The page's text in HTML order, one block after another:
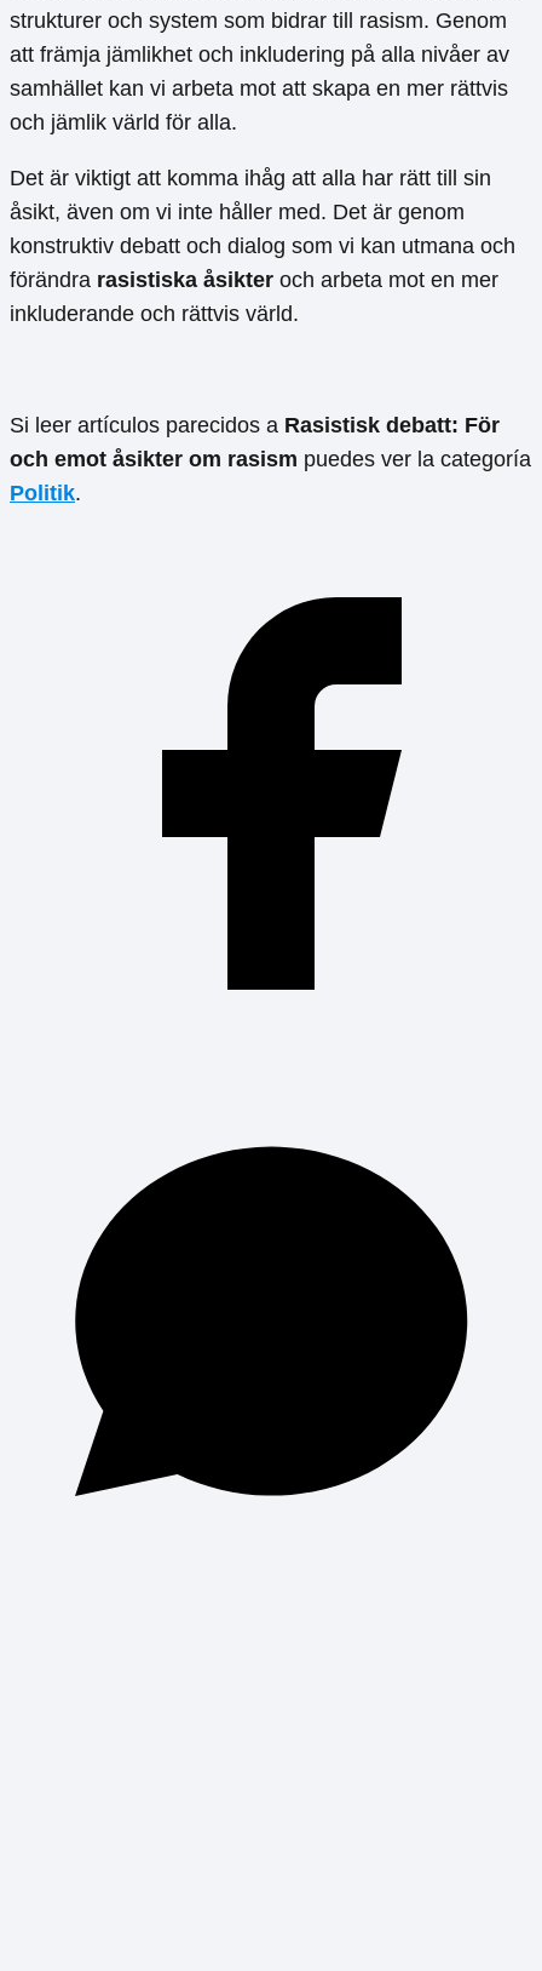
strukturer och system som bidrar till rasism. Genom
att främja jämlikhet och inkludering på alla nivåer av
samhället kan vi arbeta mot att skapa en mer rättvis
och jämlik värld för alla.
Det är viktigt att komma ihåg att alla har rätt till sin
åsikt, även om vi inte håller med. Det är genom
konstruktiv debatt och dialog som vi kan utmana och
förändra rasistiska åsikter och arbeta mot en mer
inkluderande och rättvis värld.
Si leer artículos parecidos a Rasistisk debatt: För
och emot åsikter om rasism puedes ver la categoría
Politik.